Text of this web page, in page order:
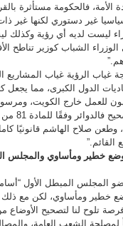
الأمة، فالحكومة مستأثرة
غير دستوري لكنها غير
ليست لديه أي رؤية وكذلك
الشباب كوزير تناطح
غياب الرؤية غياب المشاريع
الدول الكبرى، مما يجعل
للعمل خارج الكويت،
الواحد
وطعن صلاح الهاشم قانونيًا
القائم.”
خطير ومأساوي والمجلس
المجلس المبطل الأول
خطير ومأساوي، لكن مع
تلوح لنا لتصحيح الأوضاع
لمصلحة الشعب العامة،